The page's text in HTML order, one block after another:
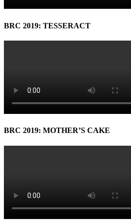
BRC 2019: TESSERACT
BRC 2019: MOTHER’S CAKE